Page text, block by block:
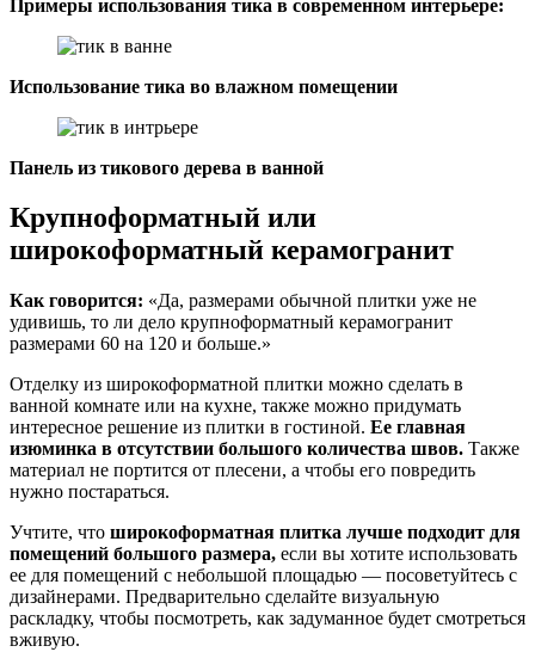
Примеры использования тика в современном интерьере:
Использование тика во влажном помещении
Панель из тикового дерева в ванной
Крупноформатный или
широкоформатный керамогранит
Как говорится: «Да, размерами обычной плитки уже не
удивишь, то ли дело крупноформатный керамогранит
размерами 60 на 120 и больше.»
Отделку из широкоформатной плитки можно сделать в
ванной комнате или на кухне, также можно придумать
интересное решение из плитки в гостиной. Ее главная
изюминка в отсутствии большого количества швов. Также
материал не портится от плесени, а чтобы его повредить
нужно постараться.
Учтите, что широкоформатная плитка лучше подходит для
помещений большого размера, если вы хотите использовать
ее для помещений с небольшой площадью — посоветуйтесь с
дизайнерами. Предварительно сделайте визуальную
раскладку, чтобы посмотреть, как задуманное будет смотреться
вживую.